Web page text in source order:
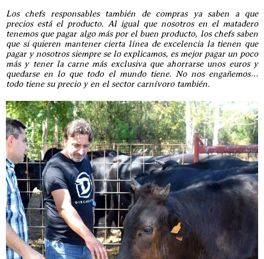
Los chefs responsables también de compras ya saben a que
precios está el producto. Al igual que nosotros en el matadero
tenemos que pagar algo más por el buen producto, los chefs saben
que si quieren mantener cierta línea de excelencia la tienen que
pagar y nosotros siempre se lo explicamos, es mejor pagar un poco
más y tener la carne más exclusiva que ahorrarse unos euros y
quedarse en lo que todo el mundo tiene. No nos engañemos…
todo tiene su precio y en el sector carnívoro también.